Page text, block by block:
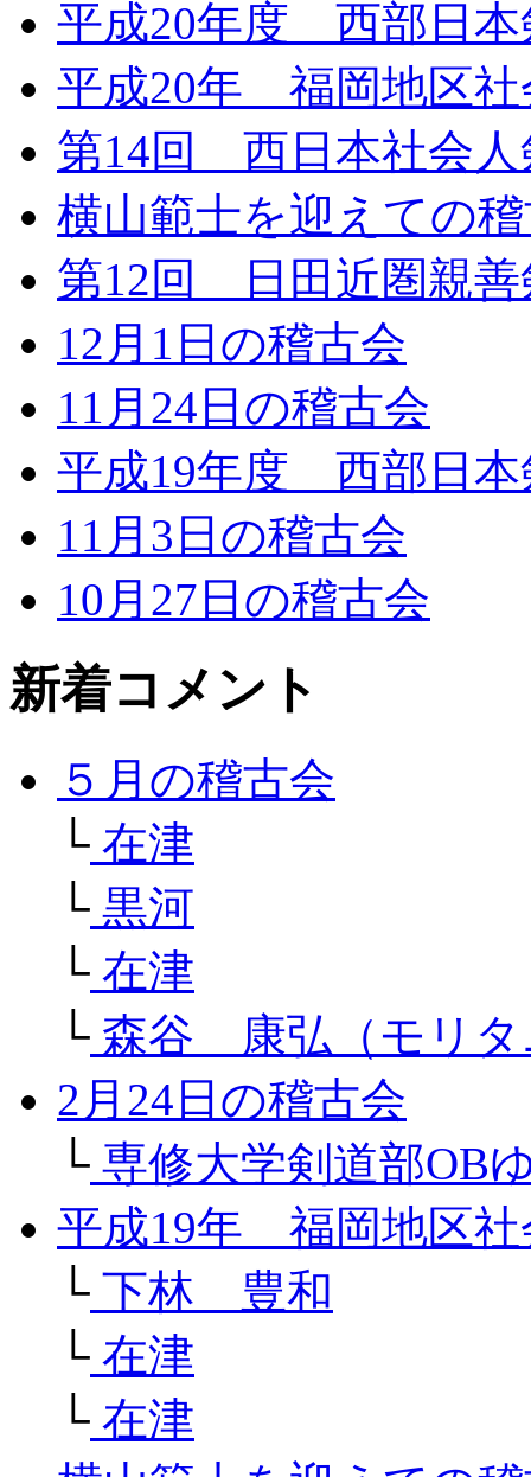
平成20年度 西部日本
平成20年 福岡地区社
第14回 西日本社会
横山範士を迎えての
第12回 日田近圏親
12月1日の稽古会
11月24日の稽古会
平成19年度 西部日本
11月3日の稽古会
10月27日の稽古会
新着コメント
５月の稽古会
└ 在津
└ 黒河
└ 在津
└ 森谷 康弘（モリ
2月24日の稽古会
└ 専修大学剣道部OB
平成19年 福岡地区社
└ 下林 豊和
└ 在津
└ 在津